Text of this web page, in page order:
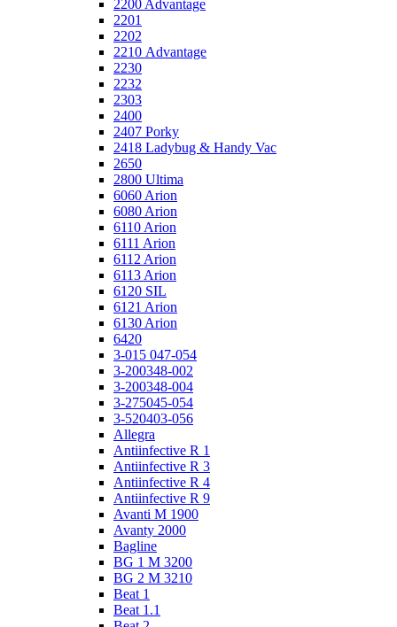
2200 Advantage
2201
2202
2210 Advantage
2230
2232
2303
2400
2407 Porky
2418 Ladybug & Handy Vac
2650
2800 Ultima
6060 Arion
6080 Arion
6110 Arion
6111 Arion
6112 Arion
6113 Arion
6120 SIL
6121 Arion
6130 Arion
6420
3-015 047-054
3-200348-002
3-200348-004
3-275045-054
3-520403-056
Allegra
Antiinfective R 1
Antiinfective R 3
Antiinfective R 4
Antiinfective R 9
Avanti M 1900
Avanty 2000
Bagline
BG 1 M 3200
BG 2 M 3210
Beat 1
Beat 1.1